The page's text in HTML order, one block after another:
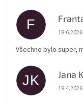
F
18.6.2026
Všechno bylo super,
JK Jana
19.4.2026